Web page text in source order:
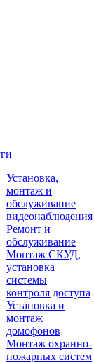
Установка,
монтаж и
обслуживание
видеонаблюдения
Ремонт и
обслуживание
Монтаж СКУД,
установка
системы
контроля доступа
Установка и
монтаж
домофонов
Монтаж охранно-
пожарных систем